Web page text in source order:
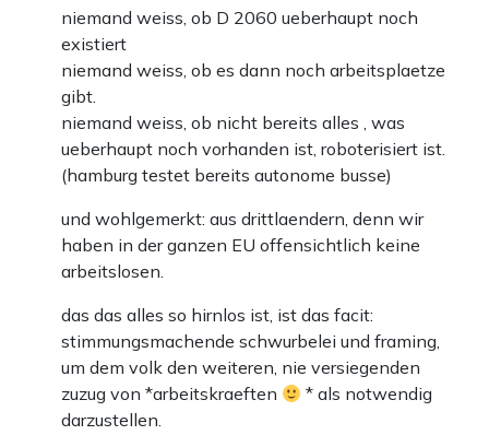
niemand weiss, ob D 2060 ueberhaupt noch
existiert
niemand weiss, ob es dann noch arbeitsplaetze
gibt.
niemand weiss, ob nicht bereits alles , was
ueberhaupt noch vorhanden ist, roboterisiert ist.
(hamburg testet bereits autonome busse)
und wohlgemerkt: aus drittlaendern, denn wir
haben in der ganzen EU offensichtlich keine
arbeitslosen.
das das alles so hirnlos ist, ist das facit:
stimmungsmachende schwurbelei und framing,
um dem volk den weiteren, nie versiegenden
zuzug von *arbeitskraeften
* als notwendig
darzustellen.